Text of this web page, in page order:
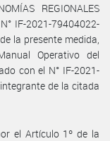
REGIONALES
IF-2021-79404022-
la presente medida,
Operativo del
con el N° IF-2021-
de la citada
el Artículo 1º de la